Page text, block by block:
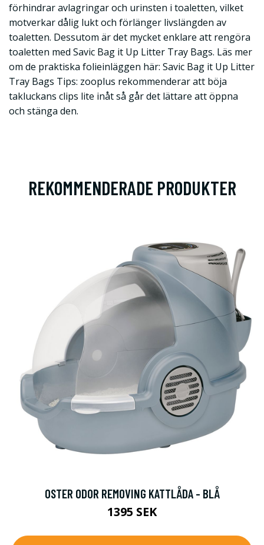
förhindrar avlagringar och urinsten i toaletten, vilket
motverkar dålig lukt och förlänger livslängden av
toaletten. Dessutom är det mycket enklare att rengöra
toaletten med Savic Bag it Up Litter Tray Bags. Läs mer
om de praktiska folieinläggen här: Savic Bag it Up Litter
Tray Bags Tips: zooplus rekommenderar att böja
takluckans clips lite inåt så går det lättare att öppna
och stänga den.
REKOMMENDERADE PRODUKTER
OSTER ODOR REMOVING KATTLÅDA - BLÅ
1395 SEK